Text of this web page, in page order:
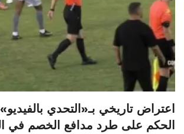
اعتراض تاريخي بـ«التحدي
الحكم على طرد مدافع الخصم في